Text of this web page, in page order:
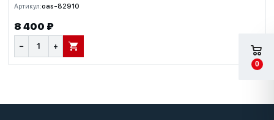
Артикул:oas-82910
8 400 ₽
− + В КОРЗИНУ
0